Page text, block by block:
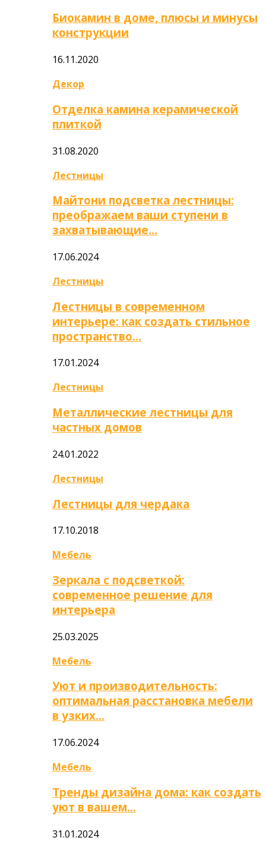
Биокамин в доме, плюсы и минусы
конструкции
16.11.2020
Декор
Отделка камина керамической
плиткой
31.08.2020
Лестницы
Майтони подсветка лестницы:
преображаем ваши ступени в
захватывающие…
17.06.2024
Лестницы
Лестницы в современном
интерьере: как создать стильное
пространство…
17.01.2024
Лестницы
Металлические лестницы для
частных домов
24.01.2022
Лестницы
Лестницы для чердака
17.10.2018
Мебель
Зеркала с подсветкой:
современное решение для
интерьера
25.03.2025
Мебель
Уют и производительность:
оптимальная расстановка мебели
в узких…
17.06.2024
Мебель
Тренды дизайна дома: как создать
уют в вашем…
31.01.2024